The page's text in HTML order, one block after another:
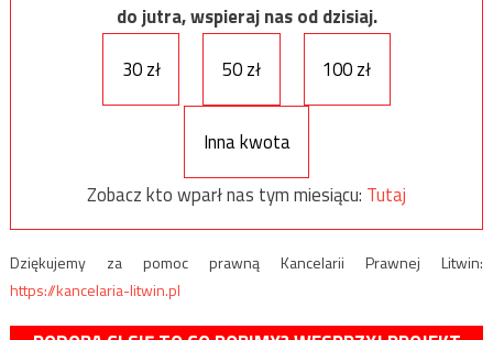
do jutra, wspieraj nas od dzisiaj.
30 zł
50 zł 100 zł
Inna kwota
Zobacz kto wparł nas tym miesiącu: Tutaj
Dziękujemy za pomoc prawną Kancelarii Prawnej Litwin:
https://kancelaria-litwin.pl